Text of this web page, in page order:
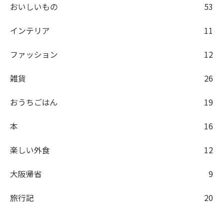
おいしいもの
53
インテリア
11
ファッション
12
雑貨
26
おうちごはん
19
本
16
楽しい外食
12
大阪帰省
9
旅行記
20